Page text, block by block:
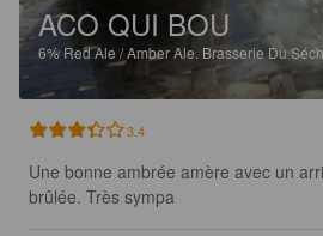
ACO QUI BOU
6%Red Ale / Amber Ale. Brasserie Du
3.4
Une bonne ambrée amère avec un
brûlée. Très sympa